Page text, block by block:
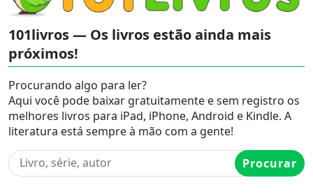
101livros — Os livros estão ainda mais
próximos!
Procurando algo para ler?
Aqui você pode baixar gratuitamente e sem registro os
melhores livros para iPad, iPhone, Android e Kindle. A
literatura está sempre à mão com a gente!
Procurar